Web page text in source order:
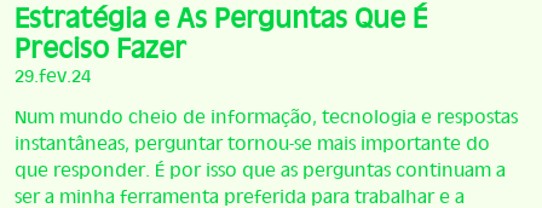
Estratégia e As Perguntas Que É
Preciso Fazer
29.fev.24
Num mundo cheio de informação, tecnologia e respostas
instantâneas, perguntar tornou-se mais importante do
que responder. É por isso que as perguntas continuam a
ser a minha ferramenta preferida para trabalhar e a